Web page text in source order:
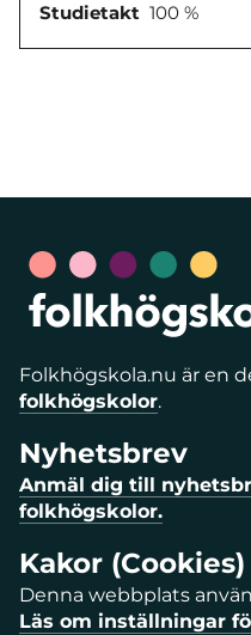
Studietakt 100 %
Folkhögskola.nu är en
folkhögskolor.
Nyhetsbrev
Anmäl dig till
folkhögskolor.
Kakor (Cookies)
Denna webbplats
Läs om inställningar